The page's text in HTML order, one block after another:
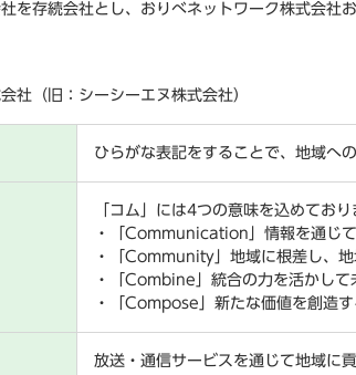
を存続会社とし、おりべネットワーク株式会社
社（旧：シーシーエヌ株式会社）
ひらがな表記をすることで、地域へ
「コム」には4つの意味を込めており
・「Communication」情報を通じ
・「Community」地域に根差し、
・「Combine」統合の力を活かして
・「Compose」新たな価値を創造す
放送・通信サービスを通じて地域に